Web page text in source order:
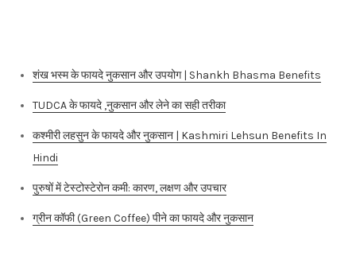
Hindi
पुरुषों में टेस्टोस्टेरोन कमी: कारण, लक्षण और उपचार
Categories